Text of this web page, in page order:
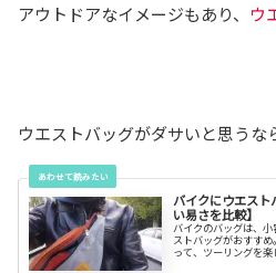
アウトドアなイメージもあり、 ウ
ウエストバッグがダサいと思うな
バイクにウエス
い易さを比較】
バイクのバッグは、
ストバッグがおすす
って、ツーリングを
入れるのがおすすめ